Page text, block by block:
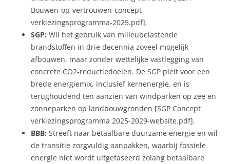
Bouwen-op-vertrouwen-concept-
verkiezingsprogramma-2025.pdf].
SGP: Wil het gebruik van milieubelastende
brandstoffen in drie decennia zoveel mogelijk
afbouwen, maar zonder wettelijke vastlegging van
concrete CO2-reductiedoelen. De SGP pleit voor een
brede energiemix, inclusief kernenergie, en is
terughoudend ten aanzien van windparken op zee en
zonneparken op landbouwgronden [SGP Concept
verkiezingsprogramma 2025-2029-website.pdf].
BBB: Streeft naar betaalbare duurzame energie en wil
de transitie zorgvuldig aanpakken, waarbij fossiele
energie niet wordt uitgefaseerd zolang betaalbare